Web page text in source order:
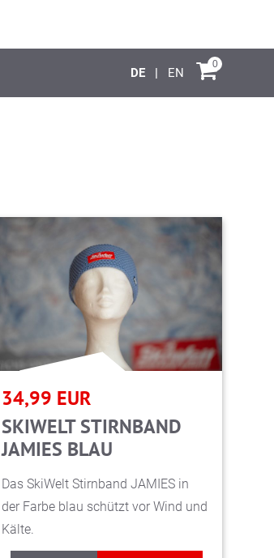
DE EN
0
34,99 EUR
SKIWELT STIRNBAND
JAMIES BLAU
Das SkiWelt Stirnband JAMIES in
der Farbe blau schützt vor Wind und
Kälte.